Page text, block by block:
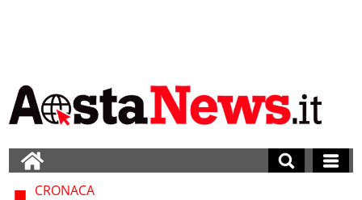
CRONACA